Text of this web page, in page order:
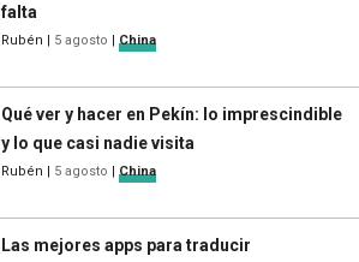
falta
Rubén | 5 agosto | China
Qué ver y hacer en Pekín: lo imprescindible
y lo que casi nadie visita
Rubén | 5 agosto | China
Las mejores apps para traducir